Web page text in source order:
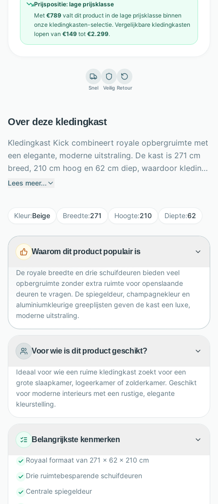
Prijspositie: lage prijsklasse
Met €789 valt dit product in de lage prijsklasse binnen
onze kledingkasten-selectie. Vergelijkbare kledingkasten
lopen van €149 tot €2.299.
Snel Veilig Retour
Over deze kledingkast
Kledingkast Kick combineert royale opbergruimte met
een elegante, moderne uitstraling. De kast is 271 cm
breed, 210 cm hoog en 62 cm diep, waardoor kleding,
linnengoed en accessoires overzichtelijk kunnen
praktisch maakt en de slaapkamer optisch vergroot.
accent door de aluminiumkleurige greeplijsten. Dankzij
het brede formaat is Kick ideaal voor grotere
slaapkamers, logeerkamers of zolderkamers. De kast
wordt als bouwpakket geleverd, zodat vervoer en
plaatsing eenvoudiger zijn. Een stijlvolle keuze voor
wie veel bergruimte en rustige luxe zoekt, iedere dag.
Lees meer...
Kleur:Beige Breedte:271 Hoogte:210 Diepte:62
Waarom dit product populair is
De royale breedte en drie schuifdeuren bieden veel
opbergruimte zonder extra ruimte voor openslaande
deuren te vragen. De spiegeldeur, champagnekleur en
aluminiumkleurige greeplijsten geven de kast een luxe,
moderne uitstraling.
Voor wie is dit product geschikt?
Ideaal voor wie een ruime kledingkast zoekt voor een
grote slaapkamer, logeerkamer of zolderkamer. Geschikt
voor moderne interieurs met een rustige, elegante
kleurstelling.
Belangrijkste kenmerken
Royaal formaat van 271 x 62 x 210 cm
Drie ruimtebesparende schuifdeuren
Centrale spiegeldeur